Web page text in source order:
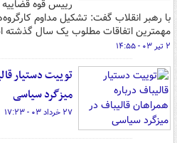
رییس قوه
با رهبر انقلاب گفت: تشکیل مداوم
مهمترین اتفاقات مطلوب یک سال
۲ تیر ۰۳ - ۱۴:۵۵
توییت دستیار
میزگرد سیاسی
۲۷ خرداد ۰۳ - ۱۷:۲۳